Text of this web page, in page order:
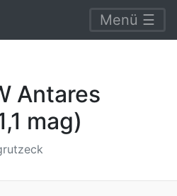
Menü ☰
Antares
mag)